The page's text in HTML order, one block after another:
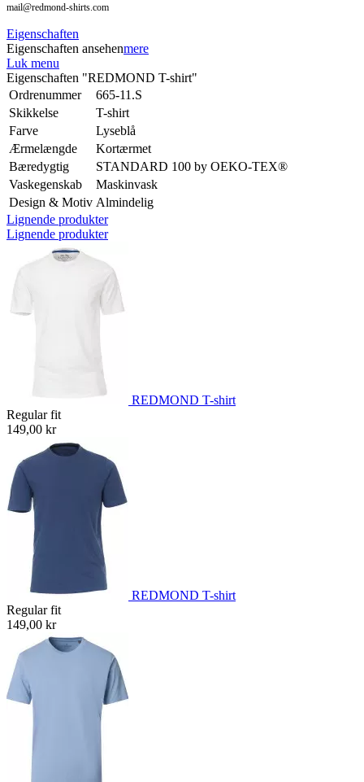
mail@redmond-shirts.com
Eigenschaften
Eigenschaften ansehenmere
Luk menu
Eigenschaften "REDMOND T-shirt"
Ordrenummer
665-11.S
Skikkelse
T-shirt
Farve
Lyseblå
Ærmelængde
Kortærmet
Bæredygtig
STANDARD 100 by OEKO-TEX®
Vaskegenskab
Maskinvask
Design & Motiv Almindelig
Lignende produkter
Lignende produkter
REDMOND T-shirt
Regular fit
149,00 kr
REDMOND T-shirt
Regular fit
149,00 kr